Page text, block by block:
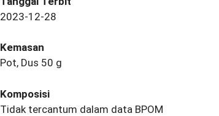
2023-12-28
Kemasan
Pot, Dus 50 g
Komposisi
Tidak tercantum dalam data BPOM